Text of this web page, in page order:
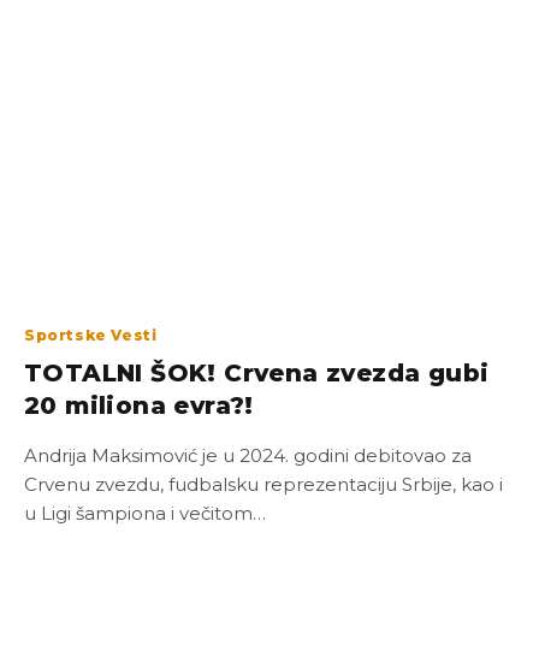
Sportske Vesti
TOTALNI ŠOK! Crvena zvezda gubi
20 miliona evra?!
Andrija Maksimović je u 2024. godini debitovao za
Crvenu zvezdu, fudbalsku reprezentaciju Srbije, kao i
u Ligi šampiona i večitom…